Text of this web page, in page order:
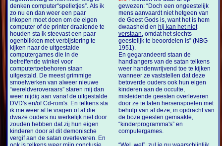
denken computer“spelletjes”. Als ik
zo nu en dan weer een paar
inkopen moet doen om de eigen
computer of de printer draaiende te
houden sta ik steevast een paar
ogenblikken met verbijstering te
kijken naar de uitgestalde
computergames die in de
betreffende winkel voor
computertoebehoren staan
uitgestald. De meest grimmige
smoelwerken van alweer nieuwe
“wereldveroveraars” staren mij dan
weer nijdig aan vanaf de uitgestalde
DVD's en/of Cd-rom's. En telkens sta
ik me weer af te vragen of al die
dwaze ouders nu werkelijk niet door
zouden hebben dat zij hun eigen
kinderen door al dit demonische
vergif aan de satan overleveren. En
gewezen: “Doch een ongeestelijk
mens aanvaardt niet hetgeen van
de Geest Gods is, want het is hem
dwaasheid en hij kan het niet
verstaan, omdat het slechts
geestelijk te beoordelen is” (NBG
1951).
En gegarandeerd staan de
handlangers van de satan telkens
weer handenwrijvend toe te kijken
wanneer ze vaststellen dat deze
betoverde ouders ook hun eigen
kinderen aan de occulte,
misleidende geesten overleveren
door ze te laten hersenspoelen met
behulp van al deze, in opdracht van
de boze geesten gemaakte,
“kinderprogramma's” en
computergames.